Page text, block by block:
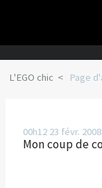
L'EGO chic Page
00h12 23 févr. 2008
Mon coup de